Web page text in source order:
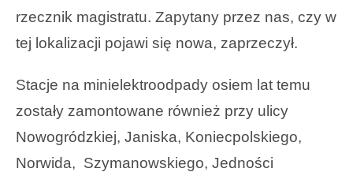
rzecznik magistratu. Zapytany przez nas, czy w
tej lokalizacji pojawi się nowa, zaprzeczył.
Stacje na minielektroodpady osiem lat temu
zostały zamontowane również przy ulicy
Nowogródzkiej, Janiska, Koniecpolskiego,
Norwida, Szymanowskiego, Jedności